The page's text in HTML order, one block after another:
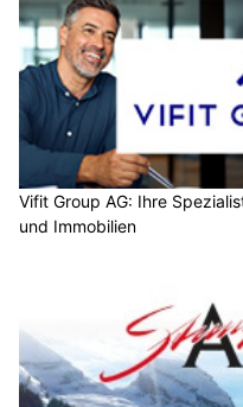
Vifit Group AG: Ihre
und Immobilien